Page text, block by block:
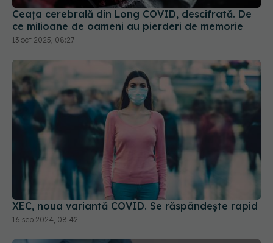
Ceața cerebrală din Long COVID, descifrată. De
ce milioane de oameni au pierderi de memorie
13 oct 2025, 08:27
XEC, noua variantă COVID. Se răspândește rapid
16 sep 2024, 08:42